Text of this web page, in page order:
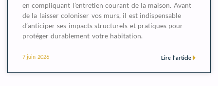
en compliquant l’entretien courant de la maison. Avant
de la laisser coloniser vos murs, il est indispensable
d’anticiper ses impacts structurels et pratiques pour
protéger durablement votre habitation.
Lire l'article
7 juin 2026